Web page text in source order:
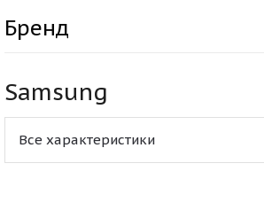
Бренд
Samsung
Все характеристики